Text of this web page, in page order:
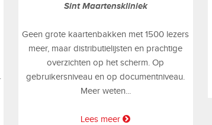
Sint Maartenskliniek
Geen grote kaartenbakken met 1500 lezers
meer, maar distributielijsten en prachtige
overzichten op het scherm. Op
gebruikersniveau en op documentniveau.
Meer weten...
Lees meer